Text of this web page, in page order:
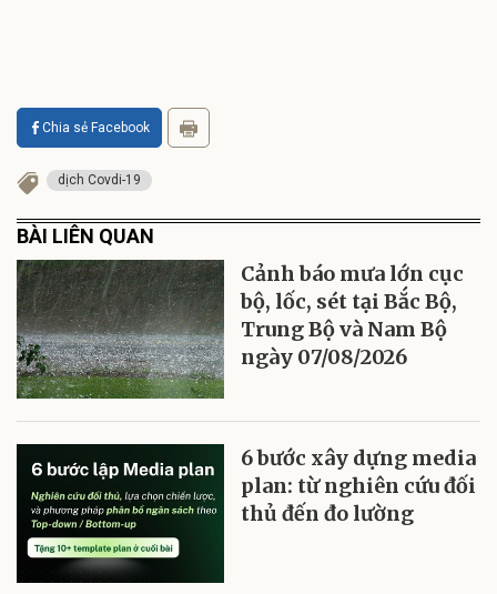
Chia sẻ Facebook
dịch Covdi-19
BÀI LIÊN QUAN
Cảnh báo mưa lớn cục
bộ, lốc, sét tại Bắc Bộ,
Trung Bộ và Nam Bộ
ngày 07/08/2026
6 bước xây dựng media
plan: từ nghiên cứu đối
thủ đến đo lường